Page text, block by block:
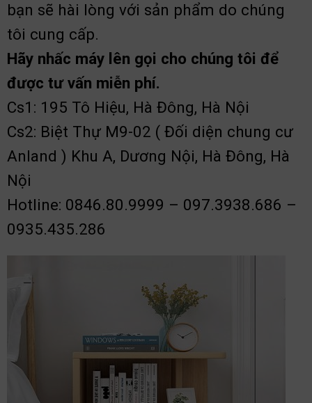
bạn sẽ hài lòng với sản phẩm do chúng
tôi cung cấp.
Hãy nhấc máy lên gọi cho chúng tôi để
được tư vấn miễn phí.
Cs1: 195 Tô Hiệu, Hà Đông, Hà Nội
Cs2: Biệt Thự M9-02 ( Đối diện chung cư
Anland ) Khu A, Dương Nội, Hà Đông, Hà
Nội
Hotline: 0846.80.9999 – 097.3938.686 –
0935.435.286